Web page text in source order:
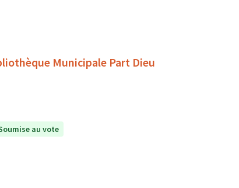
Municipale Part Dieu
au vote